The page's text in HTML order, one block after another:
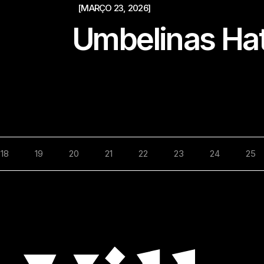
[MARÇO 23, 2026]
Umbelinas
18 19 20 21 22 23 24 25